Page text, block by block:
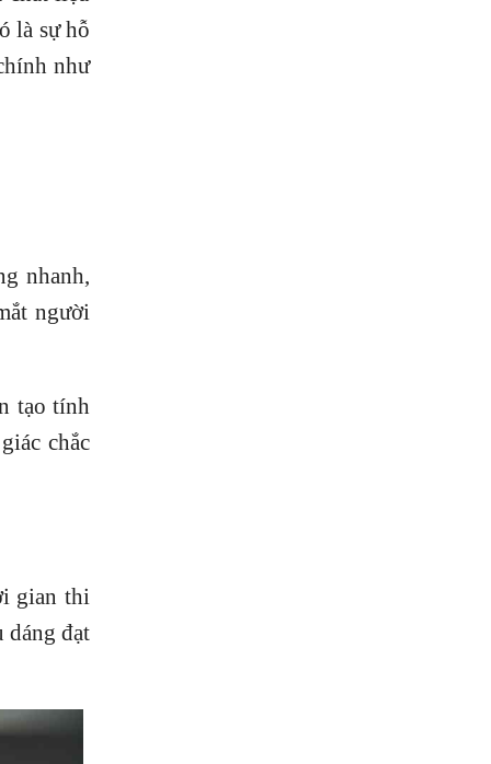
là sự hỗ
như
nhanh,
người
tạo tính
chắc
gian thi
dáng đạt